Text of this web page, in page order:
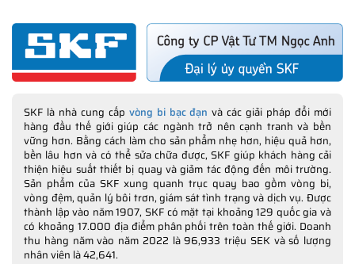
Chúng tôi mong muốn nhận được sự phản hồi, góp ý từ Quý
khách hàng qua email: feedback@ngocanh.com chúng tôi sẽ có
góp giúp NGOCANH.COM hoàn thiện tốt hơn trải nghiệm Khách
hàng.
THÔNG TIN HỮU ÍCH NÊN THAM KHẢO TRƯỚC KHI
MUA HÀNG
SKF là nhà cung cấp vòng bi bạc đạn và các giải pháp đổi mới
hàng đầu thế giới giúp các ngành trở nên cạnh tranh và bền
vững hơn. Bằng cách làm cho sản phẩm nhẹ hơn, hiệu quả hơn,
bền lâu hơn và có thể sửa chữa được, SKF giúp khách hàng cải
thiện hiệu suất thiết bị quay và giảm tác động đến môi trường.
Sản phẩm của SKF xung quanh trục quay bao gồm vòng bi,
vòng đệm, quản lý bôi trơn, giám sát tình trạng và dịch vụ. Được
thành lập vào năm 1907, SKF có mặt tại khoảng 129 quốc gia và
có khoảng 17.000 địa điểm phân phối trên toàn thế giới. Doanh
thu hàng năm vào năm 2022 là 96,933 triệu SEK và số lượng
nhân viên là 42,641.